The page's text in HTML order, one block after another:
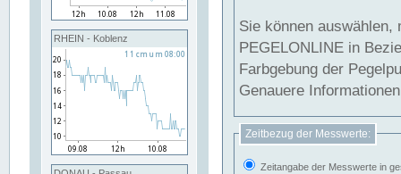
RHEIN - Koblenz
Sie können
PEGELONLINE in Beziehung
Farbgebung der
Genauere
Zeitbezug der Messwerte:
Zeitangabe der Messwerte in